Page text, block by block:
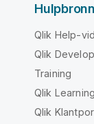
Qlik Help-
Qlik
Training
Qlik Learning
Qlik